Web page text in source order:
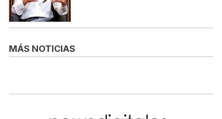
MÁS NOTICIAS